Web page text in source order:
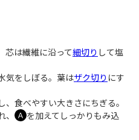
芯は繊維に沿って細切り して塩
気をしぼる。葉はザク切り にす
、食べやすい大きさにちぎる。
Ａ を加えてしっかりもみ込